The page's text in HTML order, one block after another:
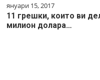
януари 15, 2017
11 грешки, които ви
милиoн дoлapa…